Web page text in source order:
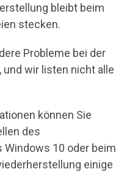
bleibt beim
stecken.
Probleme bei der
wir listen nicht alle
können Sie
des
10 oder beim
einige